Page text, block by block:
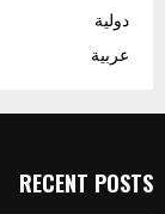
دولية
عربية
RECENT POSTS